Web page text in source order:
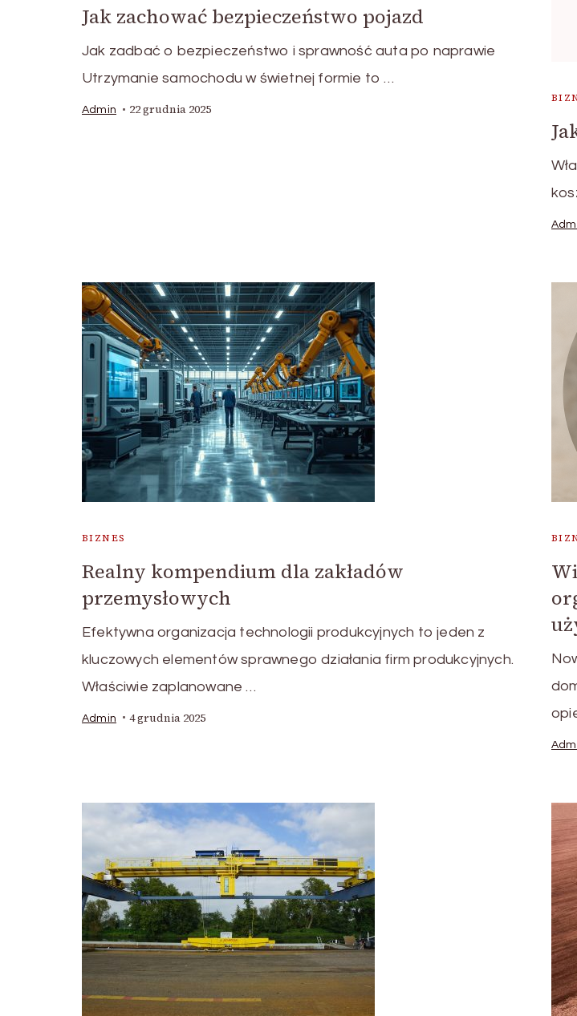
Jak zachować bezpieczeństwo pojazd
Jak zadbać o bezpieczeństwo i sprawność auta po naprawie
Utrzymanie samochodu w świetnej formie to …
Admin 22 grudnia 2025
BIZNES
Realny kompendium dla zakładów
przemysłowych
Efektywna organizacja technologii produkcyjnych to jeden z
kluczowych elementów sprawnego działania firm produkcyjnych.
Właściwie zaplanowane …
Admin 4 grudnia 2025